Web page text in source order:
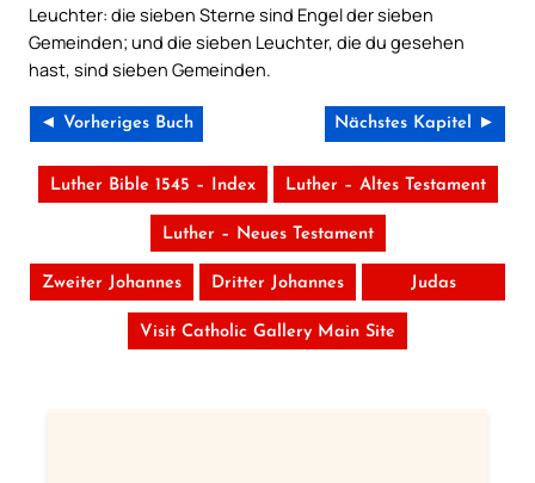
Leuchter: die sieben Sterne sind Engel der sieben
Gemeinden; und die sieben Leuchter, die du gesehen
hast, sind sieben Gemeinden.
◄ Vorheriges Buch Nächstes Kapitel ►
Luther Bible 1545 – Index Luther – Altes Testament
Luther – Neues Testament
Zweiter Johannes Dritter Johannes Judas
Visit Catholic Gallery Main Site